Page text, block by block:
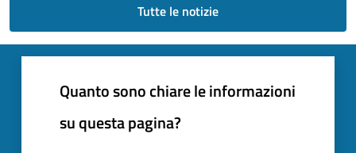
Tutte le notizie
Quanto sono chiare le informazioni
su questa pagina?